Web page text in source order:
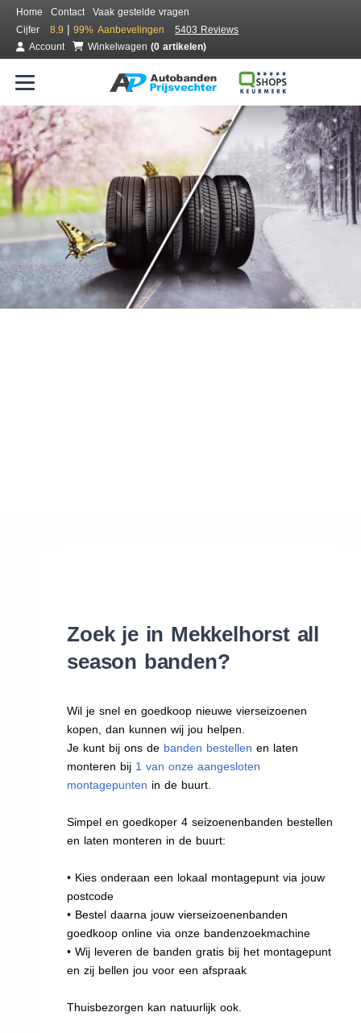
Home Contact
Vaak gestelde vragen
Cijfer
8.9 | 99% Aanbevelingen
5403 Reviews
Account
Winkelwagen (0 artikelen)
Bestel voordelig all season banden
Gratis bezorgd of montage bij jou in de buurt
Seizoen:
Merken:
Zoek je in Mekkelhorst all
season banden?
Wil je snel en goedkoop nieuwe vierseizoenen
kopen, dan kunnen wij jou helpen.
Je kunt bij ons de banden bestellen en laten
monteren bij 1 van onze aangesloten
montagepunten in de buurt.
Simpel en goedkoper 4 seizoenenbanden bestellen
en laten monteren in de buurt:
• Kies onderaan een lokaal montagepunt via jouw
postcode
• Bestel daarna jouw vierseizoenenbanden
goedkoop online via onze bandenzoekmachine
• Wij leveren de banden gratis bij het montagepunt
en zij bellen jou voor een afspraak
Thuisbezorgen kan natuurlijk ook.